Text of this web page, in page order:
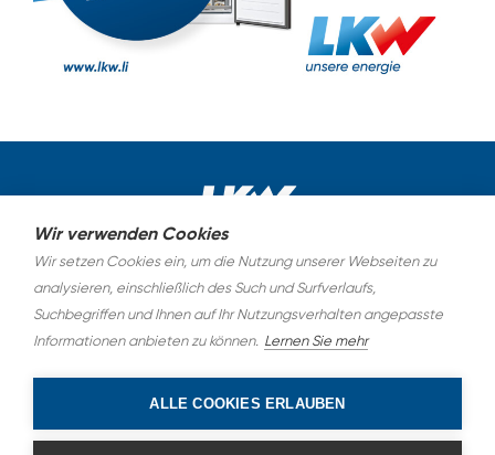
Wir verwenden Cookies
Wir setzen Cookies ein, um die Nutzung unserer Webseiten zu
analysieren, einschließlich des Such und Surfverlaufs,
Suchbegriffen und Ihnen auf Ihr Nutzungsverhalten angepasste
Informationen anbieten zu können. Lernen Sie mehr
ALLE COOKIES ERLAUBEN
AGB
Datenschutz
Impressum